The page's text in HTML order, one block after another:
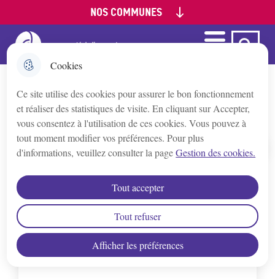
Cookies
Ce site utilise des cookies pour assurer le bon fonctionnement
et réaliser des statistiques de visite. En cliquant sur Accepter,
vous consentez à l'utilisation de ces cookies. Vous pouvez à
tout moment modifier vos préférences. Pour plus
d'informations, veuillez consulter la pageGestion des cookies.
Afficher les préférences
Tout accepter
Tout refuser
au
menu
Aller à la
Aller au
contenu
plan du site
NOS COMMUNES
Appoigny
Augy
Auxerre
Bleigny-le-Carreau
Champs/Yonne
Menu
Tarifs et paiement
Accueil
Tarifs Stade Nautique 2026
Consulter
Taille : 836.51 Ko